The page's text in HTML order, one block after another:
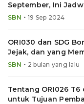
September, Ini
SBN • 19 Sep 2024
ORI030 dan SDG
Jejak, dan yang
Biasa
SBN • 2 bulan yang lalu
Tentang ORI026 T6
untuk Tujuan